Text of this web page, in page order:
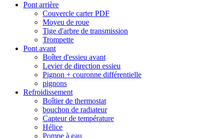
Pont arrière
Couvercle carter PDF
Moyeu de roue
Tige d'arbre de transmission
Trompette
Pont avant
Boîter d'essieu avant
Levier de direction essieu
Pignon + couronne différentielle
pignons
Refroidissement
Boîtier de thermostat
bouchon de radiateur
Capteur de température
Hélice
Pompe à eau